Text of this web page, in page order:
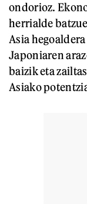
ondorioz.
herrialde
Asia
Japoniaren
baizik eta
Asiako